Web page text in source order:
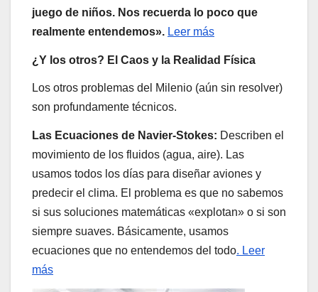
juego de niños. Nos recuerda lo poco que
realmente entendemos». Leer más
¿Y los otros? El Caos y la Realidad Física
Los otros problemas del Milenio (aún sin resolver)
son profundamente técnicos.
Las Ecuaciones de Navier-Stokes: Describen el
movimiento de los fluidos (agua, aire). Las
usamos todos los días para diseñar aviones y
predecir el clima. El problema es que no sabemos
si sus soluciones matemáticas «explotan» o si son
siempre suaves. Básicamente, usamos
ecuaciones que no entendemos del todo. Leer
más